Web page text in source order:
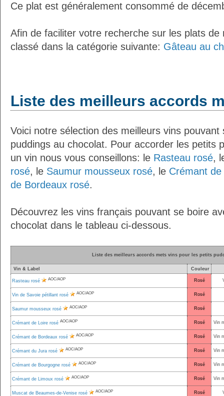
Ce plat est généralement consommé de
Afin de faciliter votre recherche sur les plats
classé dans la catégorie suivante: Gâteau au
Liste des meilleurs accords
Voici notre sélection des meilleurs vins
puddings au chocolat. Pour accorder les petits
un vin nous vous conseillons: le Rasteau rosé,
rosé, le Saumur mousseux rosé, le Crémant
de Bordeaux rosé.
Découvrez les vins français pouvant se boire
chocolat dans le tableau ci-dessous.
Liste des meilleurs accords mets vins pour les petits
Vin & Label Couleur
Rasteau rosé AOC/AOP Rosé
Vin de Savoie pétillant rosé AOC/AOP Rosé
Saumur mousseux rosé AOC/AOP Rosé
Crémant de Loire rosé AOC/AOP Rosé Vin
Crémant de Bordeaux rosé AOC/AOP Rosé Vin
Crémant du Jura rosé AOC/AOP Rosé Vin
Crémant de Bourgogne rosé AOC/AOP Rosé Vin
Crémant de Limoux rosé AOC/AOP Rosé Vin
Muscat de Beaumes-de-Venise rosé AOC/AOP Rosé